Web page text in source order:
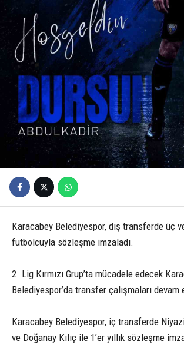
Karacabey Belediyespor, dış transferde üç
futbolcuyla sözleşme imzaladı.
2. Lig Kırmızı Grup’ta mücadele edecek
Belediyespor’da transfer çalışmaları devam
Karacabey Belediyespor, iç transferde
ve Doğanay Kılıç ile 1’er yıllık sözleşme